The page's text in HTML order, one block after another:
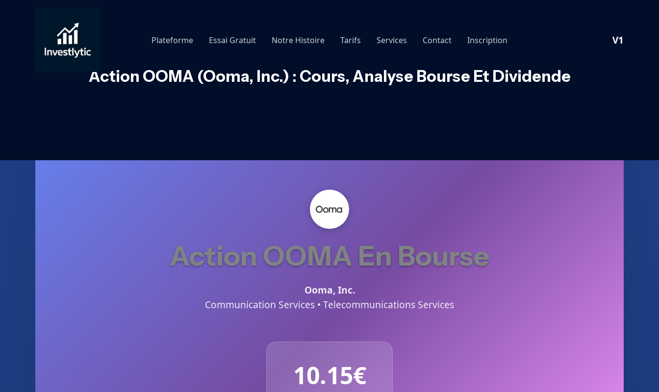
Plateforme
Essai Gratuit Notre Histoire Tarifs Services Contact Inscription V1
Action OOMA (Ooma, Inc.) : Cours, Analyse Bourse Et Dividende
Action OOMA En Bourse
Ooma, Inc.
Communication Services • Telecommunications Services
10.15€